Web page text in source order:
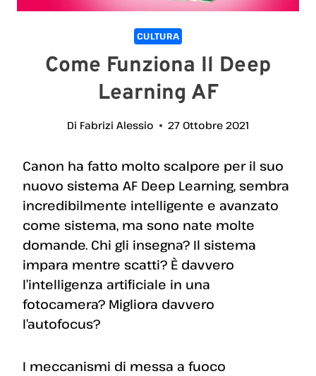
CULTURA
Come Funziona Il Deep
Learning AF
Di Fabrizi Alessio 27 Ottobre 2021
Canon ha fatto molto scalpore per il suo
nuovo sistema AF Deep Learning, sembra
incredibilmente intelligente e avanzato
come sistema, ma sono nate molte
domande. Chi gli insegna? Il sistema
impara mentre scatti? È davvero
l’intelligenza artificiale in una
fotocamera? Migliora davvero
l’autofocus?
I meccanismi di messa a fuoco